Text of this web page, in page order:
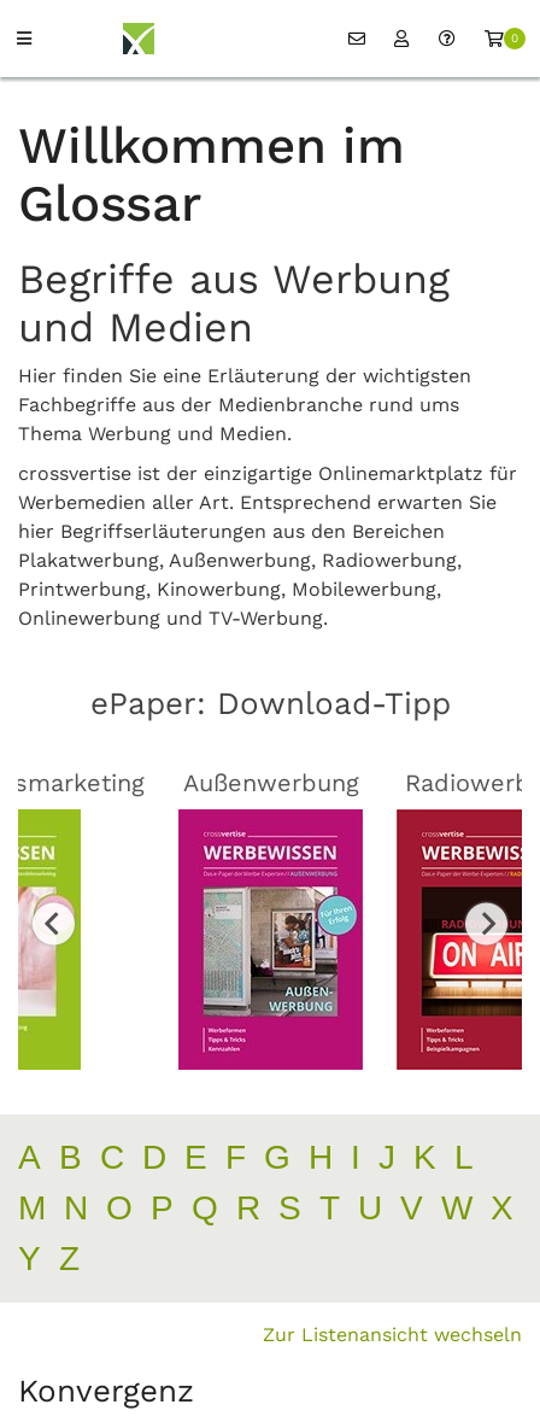
0
Willkommen im
Glossar
Begriffe aus Werbung
und Medien
Hier finden Sie eine Erläuterung der wichtigsten
Fachbegriffe aus der Medienbranche rund ums
Thema Werbung und Medien.
crossvertise ist der einzigartige Onlinemarktplatz für
Werbemedien aller Art. Entsprechend erwarten Sie
hier Begriffserläuterungen aus den Bereichen
Plakatwerbung, Außenwerbung, Radiowerbung,
Printwerbung, Kinowerbung, Mobilewerbung,
Onlinewerbung und TV-Werbung.
ePaper: Download-Tipp
Außenwerbung
A B C D E F G H I J K L
M
N O P Q R S T U V W X
Y Z
Zur Listenansicht wechseln
Konvergenz